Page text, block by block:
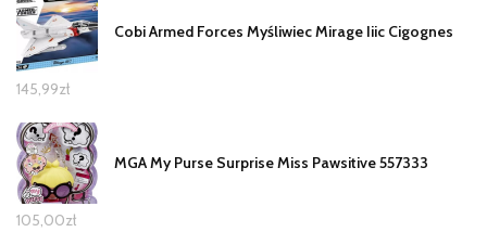
Cobi Armed Forces Myśliwiec Mirage Iiic Cigognes
145,99zł
MGA My Purse Surprise Miss Pawsitive 557333
105,00zł